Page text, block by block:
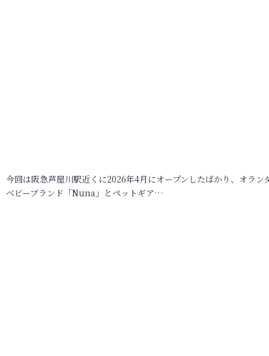
今回は阪急芦屋川駅近くに2026年4月にオープンしたばかり、オラン
ベビーブランド「Nuna」とペットギア…